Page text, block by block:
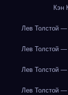
Кэн
Лев Толстой
Лев Толстой
Лев Толстой
Лев Толстой